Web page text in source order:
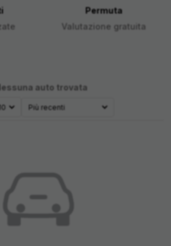
Permuta
Valutazione gratuita
auto trovata